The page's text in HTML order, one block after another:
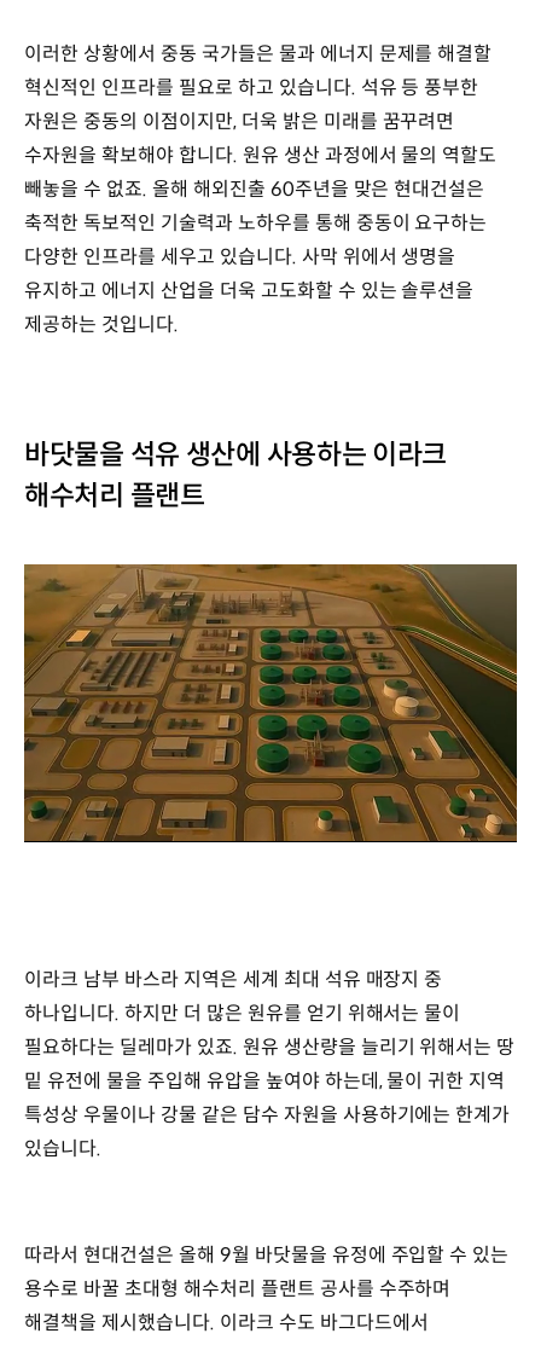
저류조
UAE
미르파
담수
복합화력발전소
카타르
사우디아라비아
아랍
에미리트
오만
이러한 상황에서 중동 국가들은 물과 에너지 문제를 해결할
혁신적인 인프라를 필요로 하고 있습니다. 석유 등 풍부한
자원은 중동의 이점이지만, 더욱 밝은 미래를 꿈꾸려면
수자원을 확보해야 합니다. 원유 생산 과정에서 물의 역할도
빼놓을 수 없죠. 올해 해외진출 60주년을 맞은 현대건설은
축적한 독보적인 기술력과 노하우를 통해 중동이 요구하는
다양한 인프라를 세우고 있습니다. 사막 위에서 생명을
유지하고 에너지 산업을 더욱 고도화할 수 있는 솔루션을
제공하는 것입니다.
바닷물을 석유 생산에 사용하는 이라크
해수처리 플랜트
/
이라크 남부 바스라 지역은 세계 최대 석유 매장지 중
하나입니다. 하지만 더 많은 원유를 얻기 위해서는 물이
필요하다는 딜레마가 있죠. 원유 생산량을 늘리기 위해서는 땅
밑 유전에 물을 주입해 유압을 높여야 하는데, 물이 귀한 지역
특성상 우물이나 강물 같은 담수 자원을 사용하기에는 한계가
있습니다.
따라서 현대건설은 올해 9월 바닷물을 유정에 주입할 수 있는
용수로 바꿀 초대형 해수처리 플랜트 공사를 수주하며
해결책을 제시했습니다. 이라크 수도 바그다드에서